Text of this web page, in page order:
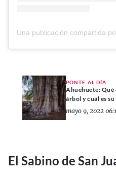
PONTE AL DÍA
Ahuehuete: Qué
árbol y cuál es
mayo 9, 2022
El Sabino de San